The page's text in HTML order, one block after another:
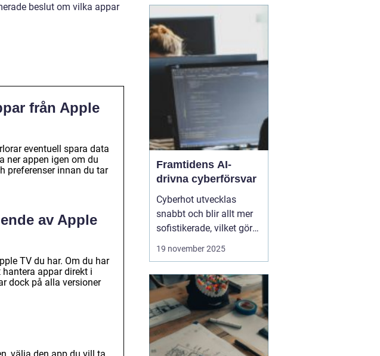
beslut om vilka appar
från Apple
eventuell spara data
ner appen igen om du
preferenser innan du tar
av Apple
TV du har. Om du har
appar direkt i
dock på alla versioner
program kan analysera
hur du arbetar, vilka
appar du använder mest
och vilka uppgift...
Framtidens AI-
drivna cyberförsvar
Cyberhot utvecklas
snabbt och blir allt mer
sofistikerade, vilket gör
traditionella
cybersäkerhet kräver
proaktiva och
intelligenta system som
kan identifiera, analysera
och n...
19 november 2025